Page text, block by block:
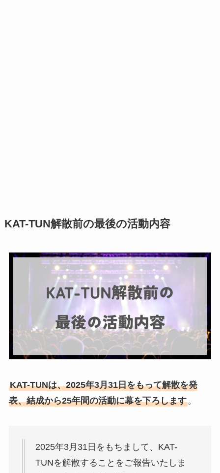
KAT-TUN解散前の最後の活動内容
KAT-TUNは、2025年3月31日をもって解散を発
表、結成から25年間の活動に幕を下ろします。
2025年3月31日をもちまして、KAT-
TUNを解散することをご報告いたしま